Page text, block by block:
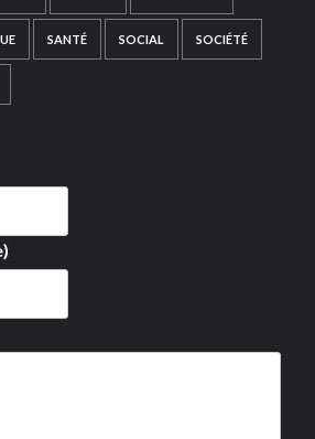
SANTÉ SOCIAL SOCIÉTÉ